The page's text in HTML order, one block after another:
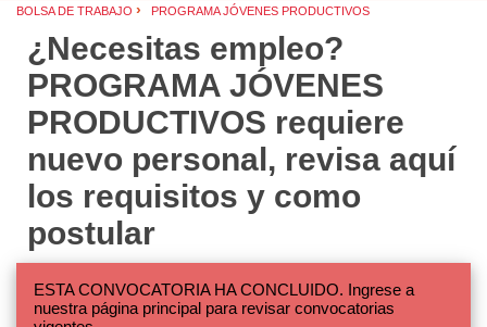
BOLSA DE TRABAJO › PROGRAMA JÓVENES PRODUCTIVOS
¿Necesitas empleo?
PROGRAMA JÓVENES
PRODUCTIVOS requiere
nuevo personal, revisa aquí
los requisitos y como
postular
ESTA CONVOCATORIA HA CONCLUIDO. Ingrese a
nuestra página principal para revisar convocatorias